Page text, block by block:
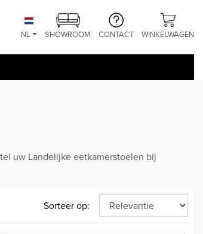
NL SHOWROOM CONTACT WINKELWAGEN
uw Landelijke eetkamerstoelen bij
Sorteer op: